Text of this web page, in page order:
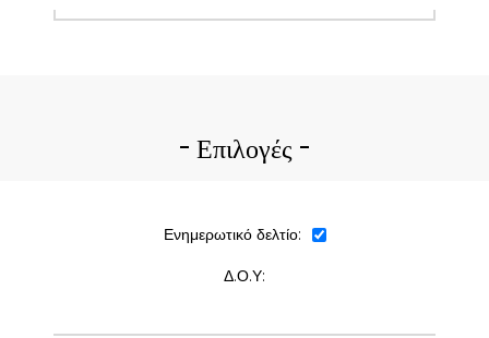
Επιλογές
Ενημερωτικό δελτίο:
Δ.Ο.Υ: